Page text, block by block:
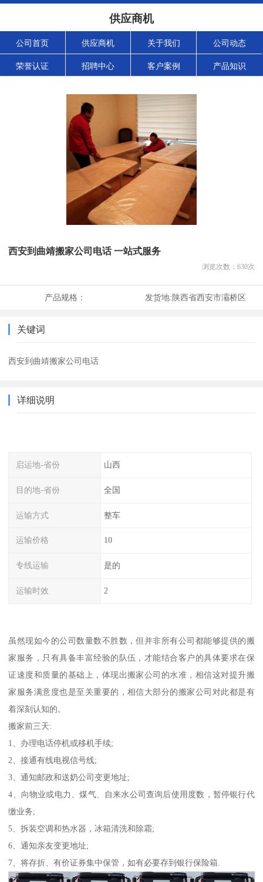
供应商机
公司首页 供应商机 关于我们 公司动态
荣誉认证 招聘中心 客户案例 产品知识
西安到曲靖搬家公司电话 一站式服务
浏览次数： 630次
产品规格： 发货地:陕西省西安市灞桥区
关键词
西安到曲靖搬家公司电话
详细说明
启运地-省份 山西
目的地-省份 全国
运输方式 整车
运输价格 10
专线运输 是的
运输时效 2
虽然现如今的公司数量数不胜数，但并非所有公司都能够提供的搬
家服务，只有具备丰富经验的队伍，才能结合客户的具体要求在保
证速度和质量的基础上，体现出搬家公司的水准，相信这对提升搬
家服务满意度也是至关重要的，相信大部分的搬家公司对此都是有
着深刻认知的。
搬家前三天:
1、办理电话停机或移机手续;
2、接通有线电视信号线;
3、通知邮政和送奶公司变更地址;
4、向物业或电力、煤气、自来水公司查询后使用度数，暂停银行代
缴业务;
5、拆装空调和热水器，冰箱清洗和除霜;
6、通知亲友变更地址;
7、将存折、有价证券集中保管，如有必要存到银行保险箱.